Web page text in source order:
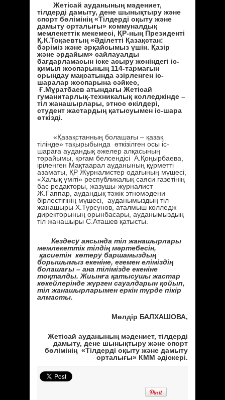
Жетісай ауданының мәдениет,
тілдерді дамыту, дене шынықтыру және
спорт бөлімінің «Тілдерді оқыту және
дамыту орталығы» коммуналдық
мемлекеттік мекемесі, ҚР-ның Президенті
Қ.К.Тоқаевтың «Әділетті Қазақстан:
бәріміз және әрқайсымыз үшін. Қазір
және әрдайым» сайлауалды
бағдарламасын іске асыру жөніндегі іс-
қимыл жоспарының 114-тармағын
орындау мақсатында әзірленген іс-
шаралар жоспарына сәйкес,
Ғ.Мұратбаев атындағы Жетісай
гуманитарлық-техникалық колледжінде –
тіл жанашырлары, этнос өкілдері,
студент жастардың қатысуымен іс-шара
өткізді.
«Қазақстанның болашағы – қазақ
тілінде» тақырыбында өткізілген осы іс-
шараға аудандық әжелер алқасының
төрайымы, қоғам белсендісі А.Қоңырбаева,
іріленген Мақтаарал ауданының құрметті
азаматы, ҚР Журналистер одағының мүшесі,
«Халық үміті» республикалық саяси газетінің
бас редакторы, жазушы-журналист
Ж.Ғаппар, аудандық тәжік этномәдени
бірлестігінің мүшесі, ауданымыздың тіл
жанашыры Х.Турсунов, аталмыш колледж
директорының орынбасары, ауданымыздың
тіл жанашыры С.Аташев қатысты.
Кездесу аясында тіл жанашырлары
мемлекеттік тілдің мәртебесін,
қасиетін көтеру баршамыздың
борышымыз екеніне, егемен еліміздің
болашағы – ана тілімізде екеніне
тоқталды. Жиынға қатысушы жастар
көкейлерінде жүрген сауалдарын қойып,
тіл жанашырларымен еркін түрде пікір
алмасты.
Мөлдір БАЛХАШОВА,
Жетісай ауданының мәдениет, тілдерді
дамыту, дене шынықтыру және спорт
бөлімінің «Тілдерді оқыту және дамыту
орталығы» КММ әдіскері.